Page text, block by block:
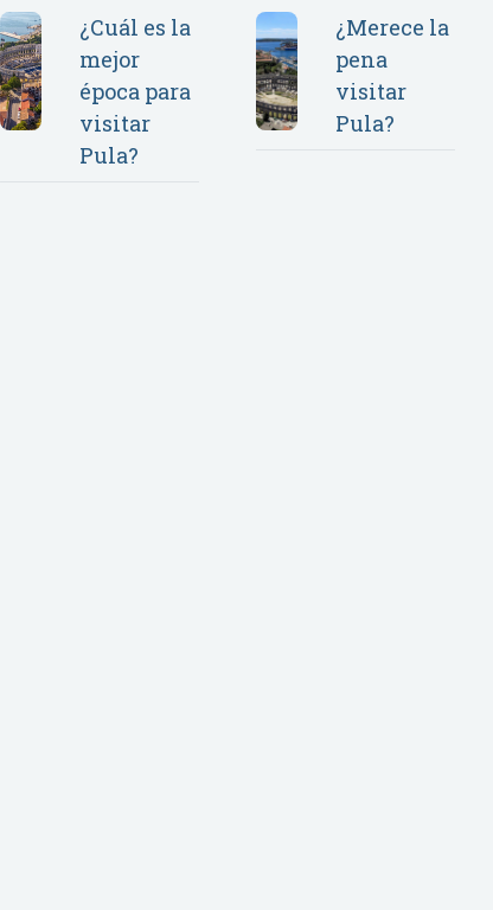
¿Cuál es la
mejor
época para
visitar
Pula?
¿Merece la
pena
visitar
Pula?